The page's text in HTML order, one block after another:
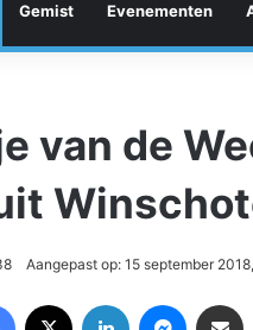
Gemist Evenementen
van de
Aangepast op: 15 september